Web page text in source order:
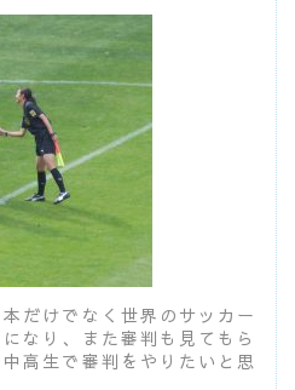
だけでなく世界のサッカー
なり、また審判も見てもら
高生で審判をやりたいと思